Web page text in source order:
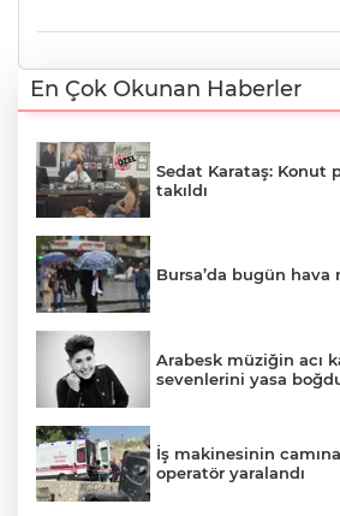
En Çok Okunan Haberler
Sedat Karataş: Konut
takıldı
Bursa’da bugün hava
Arabesk müziğin acı
sevenlerini yasa
İş makinesinin
operatör yaralandı